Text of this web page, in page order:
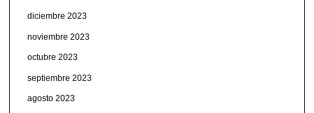
diciembre 2023
noviembre 2023
octubre 2023
septiembre 2023
agosto 2023